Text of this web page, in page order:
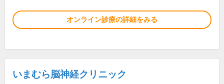
オンライン診療の詳細をみる
いまむら脳神経クリニック